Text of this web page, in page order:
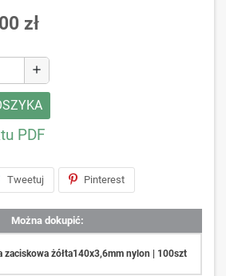
zł
add
PDF
Tweetuj Pinterest
Można dokupić:
zaciskowa żółta140x3,6mm nylon | 100szt